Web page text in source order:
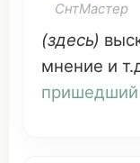
СнтМастер
(здесь)
мнение и
пришедший